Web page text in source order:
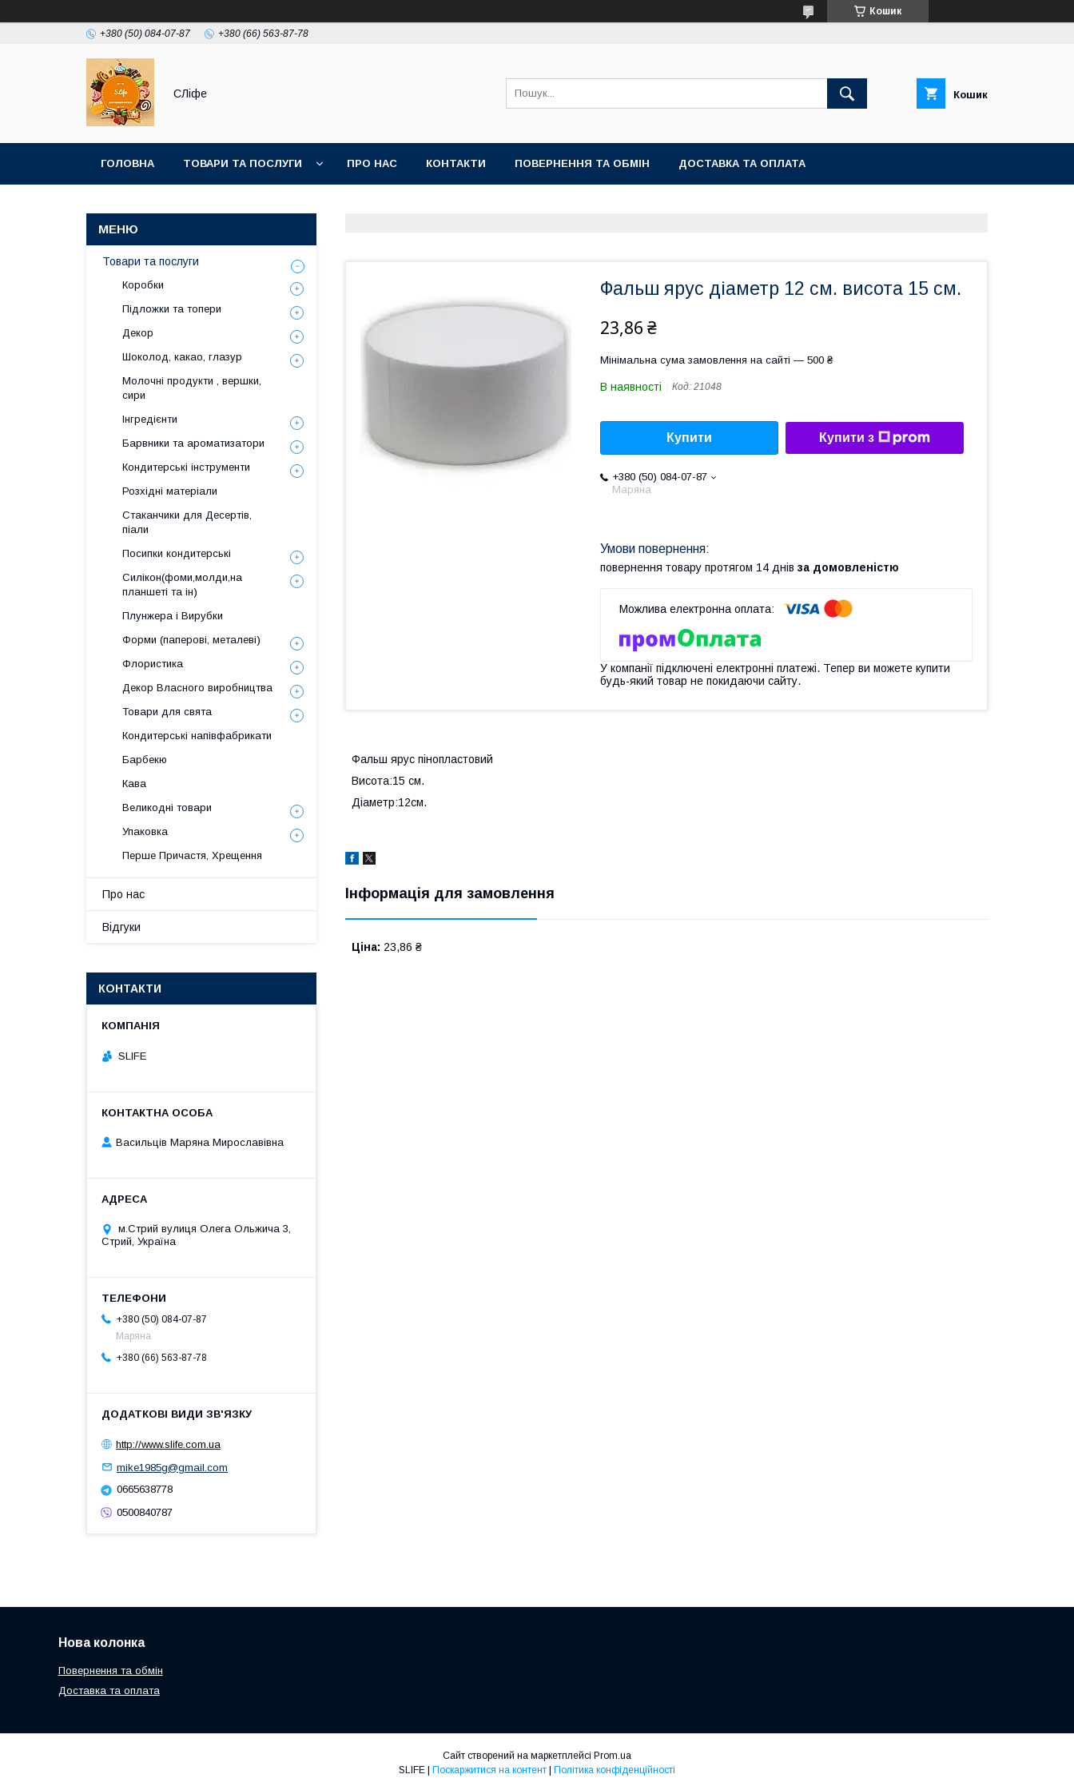
Кошик
+380 (50) 084-07-87 +380 (66) 563-87-78
СЛіфе Кошик
ГОЛОВНА ТОВАРИ ТА ПОСЛУГИ ПРО НАС КОНТАКТИ ПОВЕРНЕННЯ ТА ОБМІН ДОСТАВКА ТА ОПЛАТА
Фальш ярус діаметр 12 см. висота 15 см.
23,86 ₴
Мінімальна сума замовлення на сайті — 500 ₴
В наявності Код: 21048
Купити Купити з
+380 (50) 084-07-87
Маряна
повернення товару протягом 14 днів за домовленістю
У компанії підключені електронні платежі. Тепер ви можете купити
будь-який товар не покидаючи сайту.
Фальш ярус пінопластовий
Висота:15 см.
Діаметр:12см.
Інформація для замовлення
Ціна: 23,86 ₴
Товари та послуги
Коробки
Підложки та топери
Декор
Шоколод, какао, глазур
Молочні продукти , вершки,
сири
Інгредієнти
Барвники та ароматизатори
Кондитерські інструменти
Розхідні матеріали
Стаканчики для Десертів,
піали
Посипки кондитерські
Силікон(фоми,молди,на
планшеті та ін)
Плунжера і Вирубки
Форми (паперові, металеві)
Флористика
Декор Власного виробництва
Товари для свята
Кондитерські напівфабрикати
Барбекю
Кава
Великодні товари
Упаковка
Перше Причастя, Хрещення
Про нас
Відгуки
КОНТАКТИ
SLIFE
Васильців Маряна Мирославівна
м.Стрий вулиця Олега Ольжича 3,
Стрий, Україна
+380 (50) 084-07-87
Маряна
+380 (66) 563-87-78
http://www.slife.com.ua
mike1985g@gmail.com
0665638778
0500840787
Нова колонка
Повернення та обмін
Доставка та оплата
Сайт створений на маркетплейсі Prom.ua
Поскаржитися на контент Політика конфіденційності